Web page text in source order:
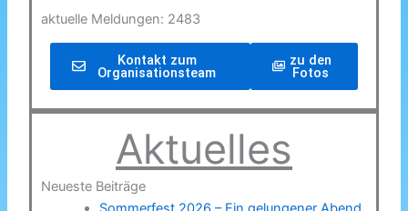
aktuelle Meldungen: 2483
Kontakt zum
Organisationsteam
zu den
Fotos
Aktuelles
Neueste Beiträge